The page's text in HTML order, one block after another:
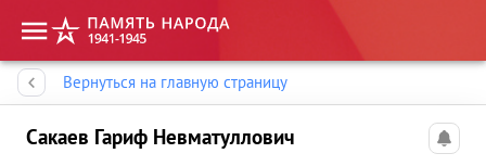
Вернуться на главную страницу
Сакаев Гариф Невматуллович
Память народа